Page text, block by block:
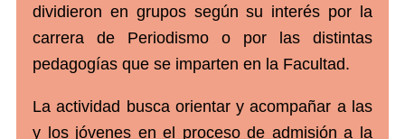
dividieron en grupos según su interés por la
carrera de Periodismo o por las distintas
pedagogías que se imparten en la Facultad.
La actividad busca orientar y acompañar a las
y los jóvenes en el proceso de admisión a la